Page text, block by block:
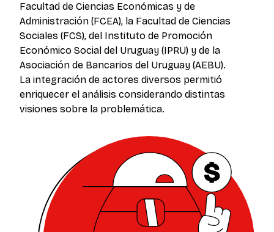
Facultad de Ciencias Económicas y de
Administración (FCEA), la Facultad de Ciencias
Sociales (FCS), del Instituto de Promoción
Económico Social del Uruguay (IPRU) y de la
Asociación de Bancarios del Uruguay (AEBU).
La integración de actores diversos permitió
enriquecer el análisis considerando distintas
visiones sobre la problemática.